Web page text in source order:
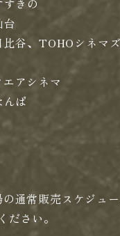
きの
、TOHOシネマズ
アシネマ
ば
通常販売スケジュー
さい。